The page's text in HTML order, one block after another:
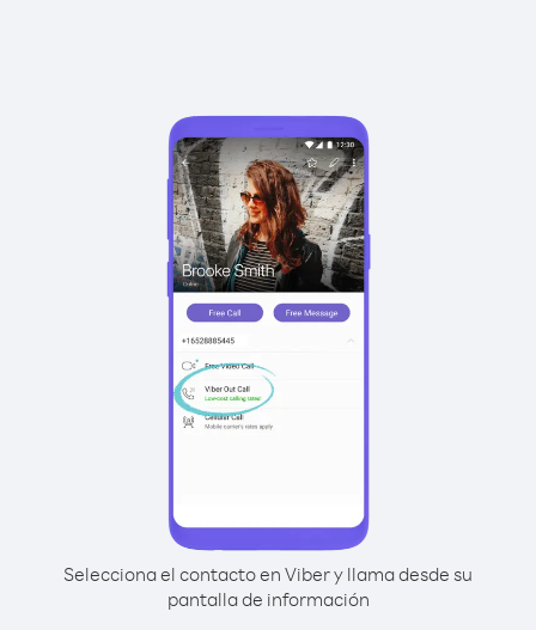
Selecciona el contacto en Viber y llama desde su
pantalla de información